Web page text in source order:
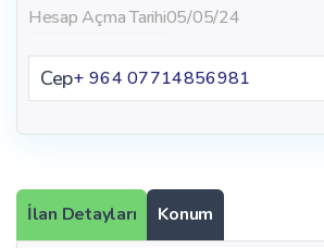
Hesap Açma Tarihi05/05/24
Cep+ 964 07714856981
İlan Detayları Konum